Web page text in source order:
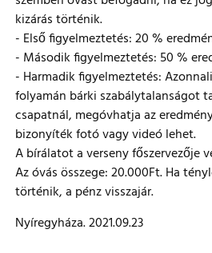
kizárás történik.
- Első figyelmeztetés: 20 %
- Második figyelmeztetés: 50 %
- Harmadik figyelmeztetés:
folyamán bárki szabálytalanságot
csapatnál, megóvhatja az
bizonyíték fotó vagy videó lehet.
A bírálatot a verseny főszervezője
Az óvás összege: 20.000Ft. Ha
történik, a pénz visszajár.
Nyíregyháza. 2021.09.23